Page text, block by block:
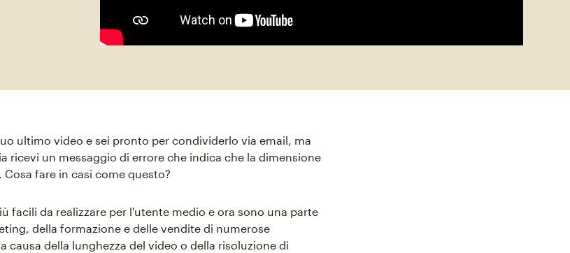
ultimo video e sei pronto per condividerlo via email, ma
ricevi un messaggio di errore che indica che la dimensione
fare in casi come questo?
facili da realizzare per l'utente medio e ora sono una parte
della formazione e delle vendite di numerose
causa della lunghezza del video o della risoluzione di